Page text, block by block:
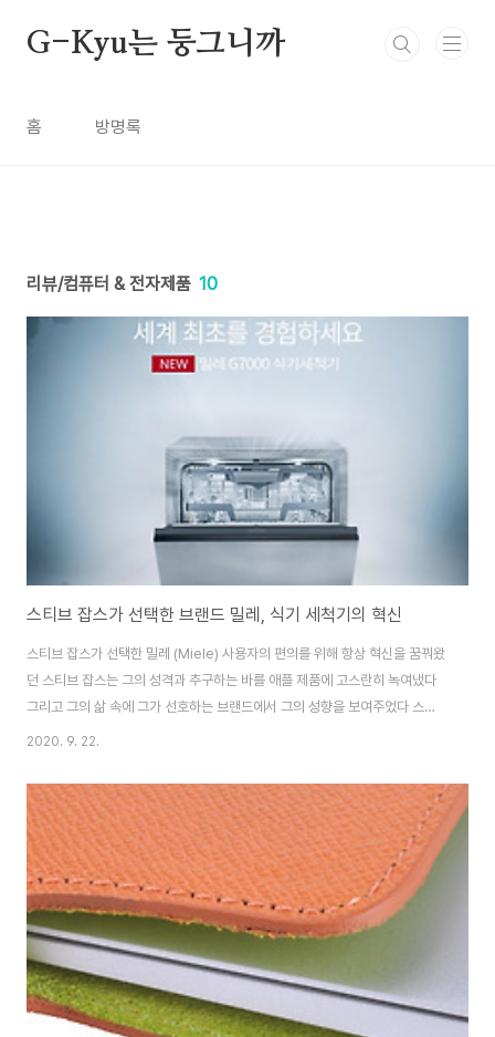
G-Kyu는 둥그니까
홈 방명록
리뷰/컴퓨터 & 전자제품 10
스티브 잡스가 선택한 브랜드 밀레, 식기 세척기의 혁신
스티브 잡스가 선택한 밀레 (Miele) 사용자의 편의를 위해 항상 혁신을 꿈꿔왔
던 스티브 잡스는 그의 성격과 추구하는 바를 애플 제품에 고스란히 녹여냈다
그리고 그의 삶 속에 그가 선호하는 브랜드에서 그의 성향을 보여주었다 스티
브 잡스가 선호했던 자동차는 메르세데스 벤츠와 포르쉐 헨켈 칼과 브라운 가
입했던 밀레 (Miele)제품은 세탁기였는데, 옷감을 상하지 않게 하면서 효율적
으로세탁을 하는 제품으로 높은 만족감을 주었다고 자서전에 기록되어 있었다
밀레는 1899년 독일에서 창업한 회사이며, 세탁기로 유명한 브랜드이기도 하
다1929년 유럽 최초의 전기 식기 세척기를 생산하고, 1987년 세계 최초로 수
저 트레이가 있는식기 세척..
2020. 9. 22.